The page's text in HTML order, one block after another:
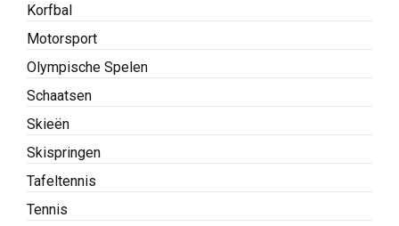
Korfbal
Motorsport
Olympische Spelen
Schaatsen
Skieën
Skispringen
Tafeltennis
Tennis